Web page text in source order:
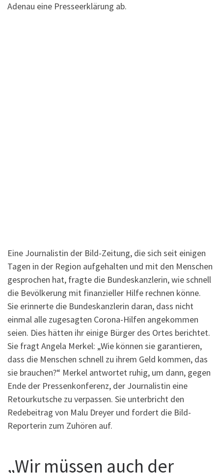
Adenau eine Presseerklärung ab.
Eine Journalistin der Bild-Zeitung, die sich seit einigen
Tagen in der Region aufgehalten und mit den Menschen
gesprochen hat, fragte die Bundeskanzlerin, wie schnell
die Bevölkerung mit finanzieller Hilfe rechnen könne.
Sie erinnerte die Bundeskanzlerin daran, dass nicht
einmal alle zugesagten Corona-Hilfen angekommen
seien. Dies hätten ihr einige Bürger des Ortes berichtet.
Sie fragt Angela Merkel: „Wie können sie garantieren,
dass die Menschen schnell zu ihrem Geld kommen, das
sie brauchen?“ Merkel antwortet ruhig, um dann, gegen
Ende der Pressenkonferenz, der Journalistin eine
Retourkutsche zu verpassen. Sie unterbricht den
Redebeitrag von Malu Dreyer und fordert die Bild-
Reporterin zum Zuhören auf.
„Wir müssen auch der